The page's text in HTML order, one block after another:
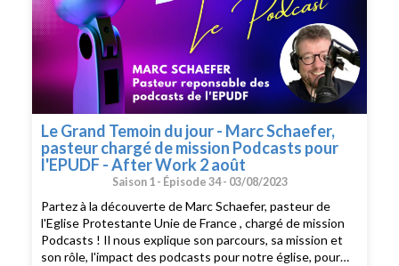
Le Grand Temoin du jour - Marc Schaefer,
pasteur chargé de mission Podcasts pour
l'EPUDF - After Work 2 août
Saison 1 - Épisode 34 - 03/08/2023
Partez à la découverte de Marc Schaefer, pasteur de
l'Eglise Protestante Unie de France , chargé de mission
Podcasts ! Il nous explique son parcours, sa mission et
son rôle, l'impact des podcasts pour notre église, pour